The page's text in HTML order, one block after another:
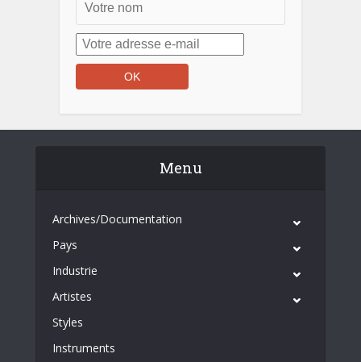
Menu
Archives/Documentation
Pays
Industrie
Artistes
Styles
Instruments